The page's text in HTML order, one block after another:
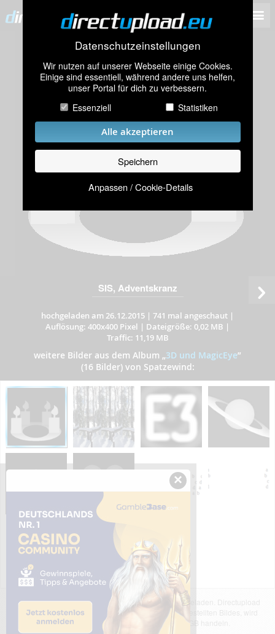
Datenschutzeinstellungen
Wir nutzen auf unserer Webseite einige Cookies.
Einige sind essentiell, während andere uns helfen,
unser Portal für dich zu verbessern.
Essenziell
Statistiken
Alle akzeptieren
Speichern
Anpassen / Cookie-Details
SIS, Adventskranz
hochgeladen am 26.12.2015 | 741 mal angeschaut |
Auflösung: 400x400 Pixel | Dateigröße: 0,02 MB |
Traffic: 11,19 MB
weitere Bilder aus dem Album „3D und MagicEye”
(16 Bilder) von Spatzewind:
Das dargestellte Bild wurde von einem Nutzer hochgeladen. Directupload
übernimmt keinerlei Haftung für den Inhalt des dargestellten Bildes, wird
jedoch bei Verstößen nach §2(3) unserer AGB handeln.
×